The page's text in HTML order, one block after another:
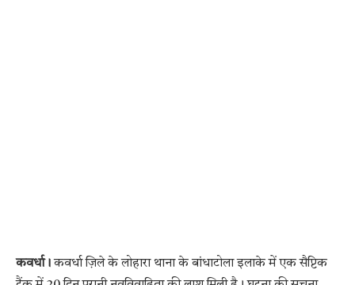
कवर्धा। कवर्धा ज़िले के लोहारा थाना के बांधाटोला इलाके में एक सैप्टिक